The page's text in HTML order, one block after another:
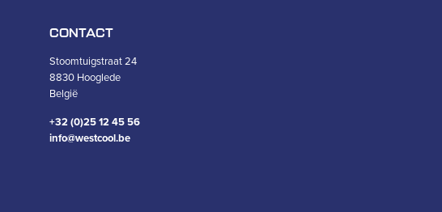
CONTACT
Stoomtuigstraat 24
8830 Hooglede
België
+32 (0)25 12 45 56
info@westcool.be